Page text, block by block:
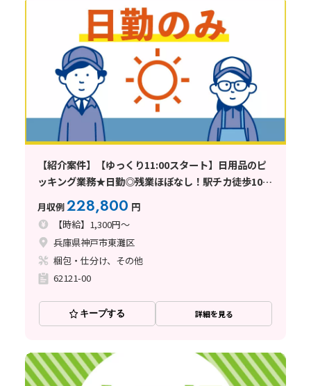
【紹介案件】【ゆっくり11:00スタート】日用品のピ
ッキング業務★日勤◎残業ほぼなし！駅チカ徒歩10分
月収例228,800 円
【時給】1,300円～
兵庫県神戸市東灘区
梱包・仕分け、その他
62121-00
キープする 詳細を見る